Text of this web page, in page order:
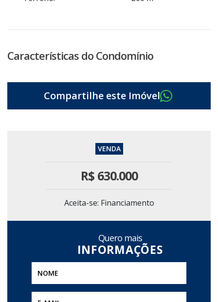
Características do Condomínio
R$630.000
Aceita-se: Financiamento
Quero mais